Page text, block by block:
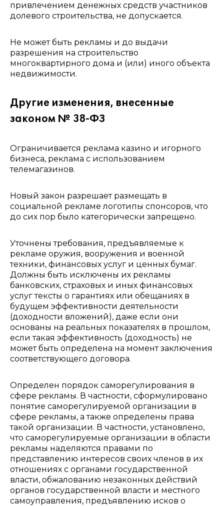
привлечением денежных средств участников
долевого строительства, не допускается.
Не может быть рекламы и до выдачи
разрешения на строительство
многоквартирного дома и (или) иного объекта
недвижимости.
Другие изменения, внесенные
законом № 38-ФЗ
Ограничивается реклама казино и игорного
бизнеса, реклама с использованием
телемагазинов.
Новый закон разрешает размещать в
социальной рекламе логотипы спонсоров, что
до сих пор было категорически запрещено.
Уточнены требования, предъявляемые к
рекламе оружия, вооружения и военной
техники, финансовых услуг и ценных бумаг.
Должны быть исключены их рекламы
банковских, страховых и иных финансовых
услуг тексты о гарантиях или обещаниях в
будущем эффективности деятельности
(доходности вложений), даже если они
основаны на реальных показателях в прошлом,
если такая эффективность (доходность) не
может быть определена на момент заключения
соответствующего договора.
Определен порядок саморегулирования в
сфере рекламы. В частности, сформулировано
понятие саморегулируемой организации в
сфере рекламы, а также определены права
такой организации. В частности, установлено,
что саморегулируемые организации в области
рекламы наделяются правами по
представлению интересов своих членов в их
отношениях с органами государственной
власти, обжалованию незаконных действий
органов государственной власти и местного
самоуправления, предъявлению исков о